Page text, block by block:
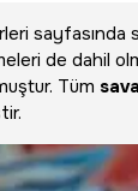
sayfasında
de dahil
Tüm